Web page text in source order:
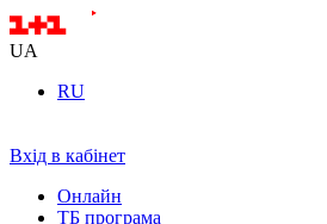
UA
RU
Вхід в кабінет
Онлайн
ТБ програма